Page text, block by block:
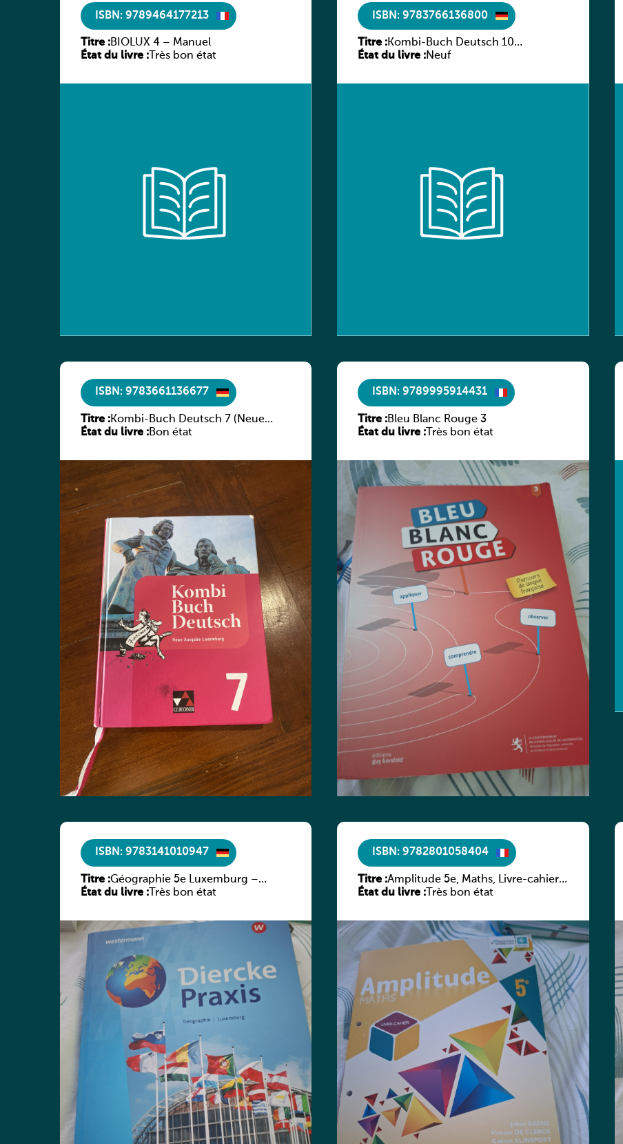
ISBN: 9789464177213
Titre :BIOLUX 4 – Manuel
État du livre : Très bon état
ISBN: 9783766136800
Titre :Kombi-Buch Deutsch 10
Arbeitsheft
État du livre :Neuf
ISBN: 9783661136677
Titre :Kombi-Buch Deutsch 7 (Neue
Ausgabe Luxemburg)
État du livre :Bon état
ISBN: 9789995914431
Titre :Bleu Blanc Rouge 3
État du livre : Très bon état
ISBN: 9783141010947
Titre :Géographie 5e Luxemburg –
Diercke Praxis
État du livre : Très bon état
ISBN: 9782801058404
Titre :Amplitude 5e, Maths, Livre-cahier,
version luxembourgeoise
État du livre : Très bon état